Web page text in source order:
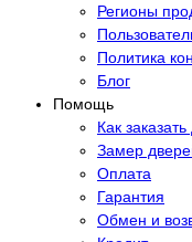
Регионы
Политика
Блог
Помощь
Как
Замер
Оплата
Гарантия
Обмен и